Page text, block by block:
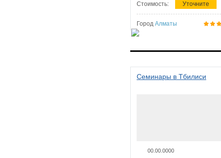
Стоимость: Уточните
Город Алматы
Семинары в Тбилиси
00.00.0000